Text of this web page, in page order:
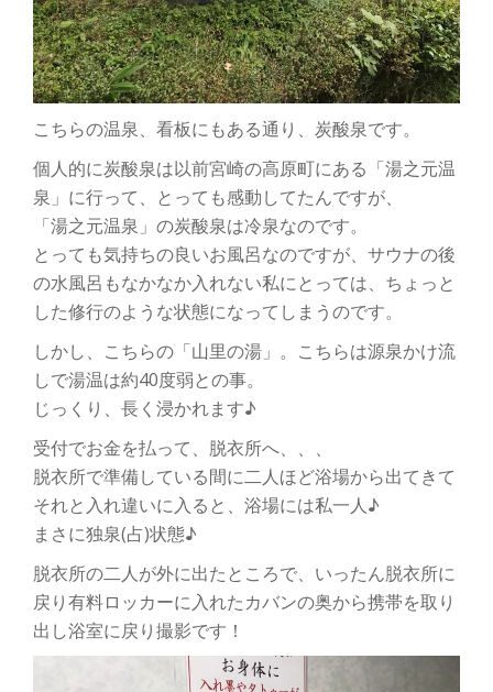
こちらの温泉、看板にもある通り、炭酸泉です。
個人的に炭酸泉は以前宮崎の高原町にある「湯之元温
泉」に行って、とっても感動してたんですが、
「湯之元温泉」の炭酸泉は冷泉なのです。
とっても気持ちの良いお風呂なのですが、サウナの後
の水風呂もなかなか入れない私にとっては、ちょっと
した修行のような状態になってしまうのです。
しかし、こちらの「山里の湯」。こちらは源泉かけ流
しで湯温は約40度弱との事。
じっくり、長く浸かれます♪
受付でお金を払って、脱衣所へ、、、
脱衣所で準備している間に二人ほど浴場から出てきて
それと入れ違いに入ると、浴場には私一人♪
まさに独泉(占)状態♪
脱衣所の二人が外に出たところで、いったん脱衣所に
戻り有料ロッカーに入れたカバンの奥から携帯を取り
出し浴室に戻り撮影です！